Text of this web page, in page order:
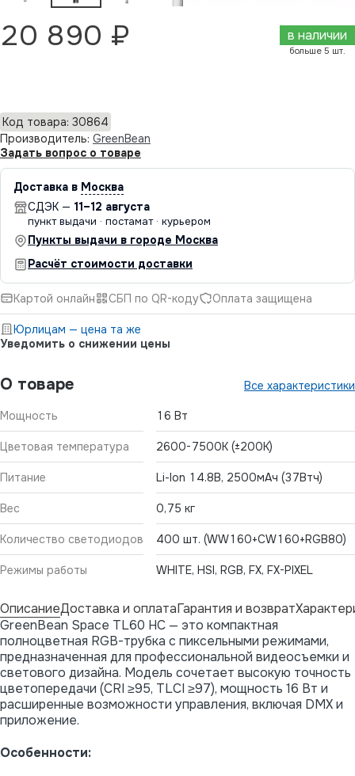
О товаре Все характеристики
Мощность 16 Вт
Цветовая температура 2600-7500К (±200К)
Питание Li-Ion 14.8В, 2500мАч (37Втч)
Вес 0,75 кг
Количество светодиодов 400 шт. (WW160+CW160+RGB80)
Режимы работы WHITE, HSI, RGB, FX, FX-PIXEL
20 890 ₽ в наличии
больше 5 шт.
Код товара: 30864
Производитель: GreenBean
Задать вопрос о товаре
Доставка в Москва
СДЭК — 11–12 августа
пункт выдачи · постамат · курьером
Пункты выдачи в городе Москва
Расчёт стоимости доставки
Картой онлайн СБП по QR-коду Оплата защищена
Юрлицам — цена та же
Уведомить о снижении цены
ОписаниеДоставка и оплатаГарантия и возврат
GreenBean Space TL60 HC — это компактная
полноцветная RGB-трубка с пиксельными режимами,
предназначенная для профессиональной видеосъемки и
светового дизайна. Модель сочетает высокую точность
цветопередачи (CRI ≥95, TLCI ≥97), мощность 16 Вт и
расширенные возможности управления, включая DMX и
приложение.
Особенности: